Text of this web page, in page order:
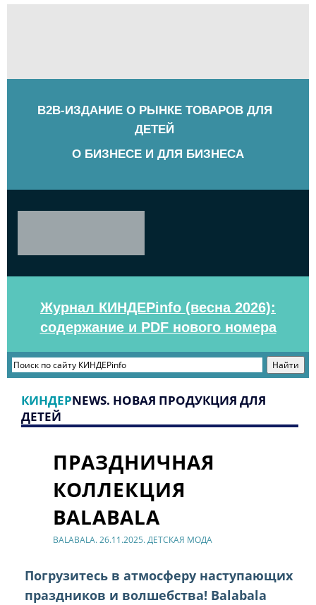
B2B-ИЗДАНИЕ О РЫНКЕ ТОВАРОВ ДЛЯ
ДЕТЕЙ
О БИЗНЕСЕ И ДЛЯ БИЗНЕСА
Журнал КИНДЕРinfo (весна 2026):
содержание и PDF нового номера
КИНДЕРNEWS. НОВАЯ ПРОДУКЦИЯ ДЛЯ
ДЕТЕЙ
ПРАЗДНИЧНАЯ
КОЛЛЕКЦИЯ
BALABALA
BALABALA. 26.11.2025. ДЕТСКАЯ МОДА
Погрузитесь в атмосферу наступающих
праздников и волшебства! Balabala